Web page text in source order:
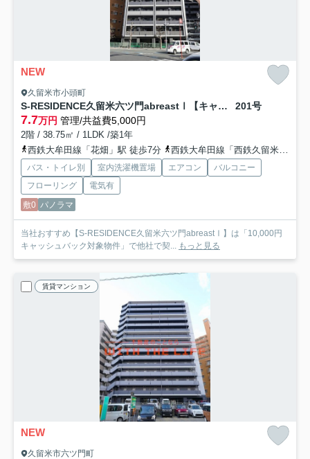
NEW
久留米市小頭町
S-RESIDENCE久留米六ツ門abreastⅠ【キャンペーン対象物件】 201号
7.7万円 管理/共益費5,000円
2階 / 38.75㎡ / 1LDK /築1年
西鉄大牟田線「花畑」駅 徒歩7分
西鉄大牟田線「西鉄久留米」駅 徒歩10分
バス・トイレ別 室内洗濯機置場 エアコン
バルコニー
フローリング
電気有
敷0 パノラマ
当社おすすめ【S-RESIDENCE久留米六ツ門abreastⅠ】は「10,000円
キャッシュバック対象物件」で他社で契...
もっと見る
賃貸マンション
NEW
久留米市六ツ門町